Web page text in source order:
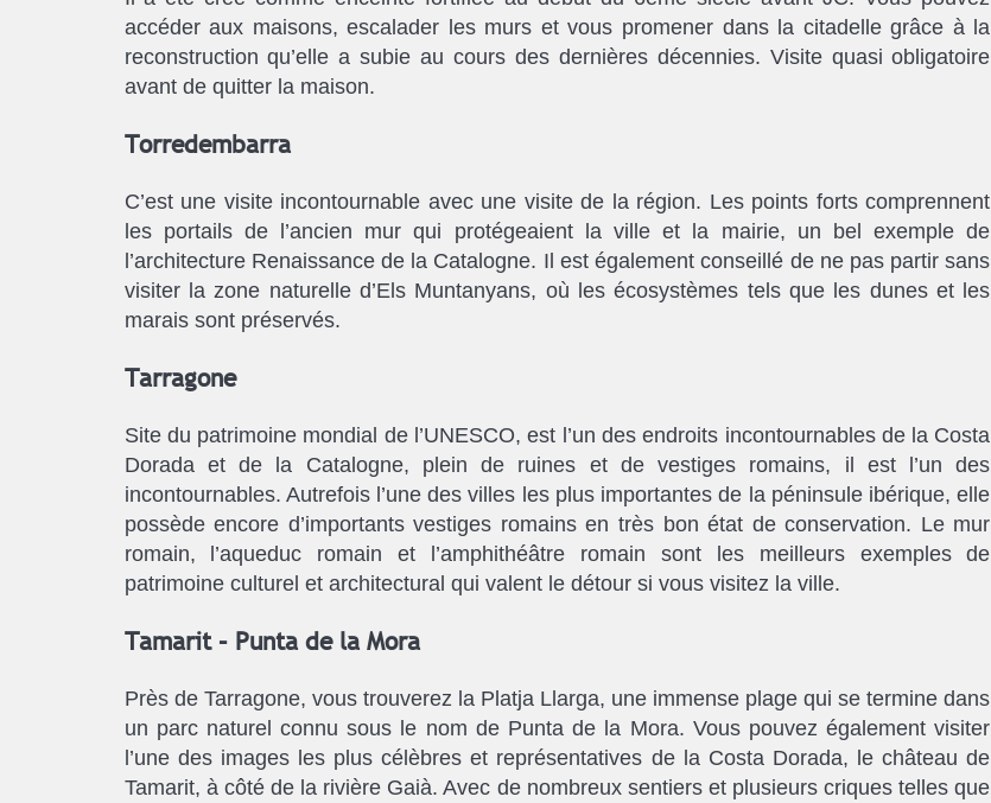
accéder aux maisons, escalader les murs et vous promener dans la citadelle grâce à la
reconstruction qu’elle a subie au cours des dernières décennies. Visite quasi obligatoire
avant de quitter la maison.
Torredembarra
C’est une visite incontournable avec une visite de la région. Les points forts comprennent
les portails de l’ancien mur qui protégeaient la ville et la mairie, un bel exemple de
l’architecture Renaissance de la Catalogne. Il est également conseillé de ne pas partir sans
visiter la zone naturelle d’Els Muntanyans, où les écosystèmes tels que les dunes et les
marais sont préservés.
Tarragone
Site du patrimoine mondial de l’UNESCO, est l’un des endroits incontournables de la Costa
Dorada et de la Catalogne, plein de ruines et de vestiges romains, il est l’un des
incontournables. Autrefois l’une des villes les plus importantes de la péninsule ibérique, elle
possède encore d’importants vestiges romains en très bon état de conservation. Le mur
romain, l’aqueduc romain et l’amphithéâtre romain sont les meilleurs exemples de
patrimoine culturel et architectural qui valent le détour si vous visitez la ville.
Tamarit – Punta de la Mora
Près de Tarragone, vous trouverez la Platja Llarga, une immense plage qui se termine dans
un parc naturel connu sous le nom de Punta de la Mora. Vous pouvez également visiter
l’une des images les plus célèbres et représentatives de la Costa Dorada, le château de
Tamarit, à côté de la rivière Gaià. Avec de nombreux sentiers et plusieurs criques telles que